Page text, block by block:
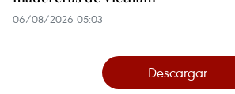
06/08/2026 05:03
Descargar